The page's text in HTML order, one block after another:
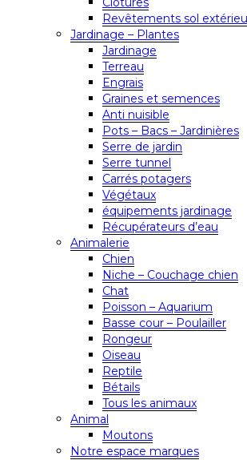
Revêtements sol
Jardinage – Plantes
Jardinage
Terreau
Engrais
Graines et semences
Anti nuisible
Pots – Bacs – Jardinières
Serre de jardin
Serre tunnel
Carrés potagers
Végétaux
équipements jardinage
Récupérateurs d’eau
Animalerie
Chien
Niche – Couchage chien
Chat
Poisson – Aquarium
Basse cour – Poulailler
Rongeur
Oiseau
Reptile
Bétails
Tous les animaux
Animal
Moutons
Notre espace marques